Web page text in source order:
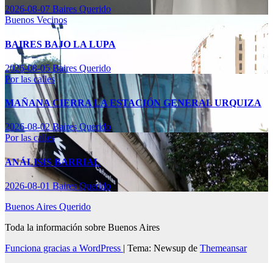
2026-08-07 Baires Querido
Buenos Vecinos
BAIRES BAJO LA LUPA
2026-08-05Baires Querido
Por las calles
MAÑANA CIERRA LA ESTACIÓN GENERAL URQUIZA
2026-08-02Baires Querido
Por las calles
ANÁLISIS BARRIAL
2026-08-01Baires Querido
Buenos Aires Querido
Toda la información sobre Buenos Aires
Funciona gracias a WordPress | Tema: Newsup de Themeansar